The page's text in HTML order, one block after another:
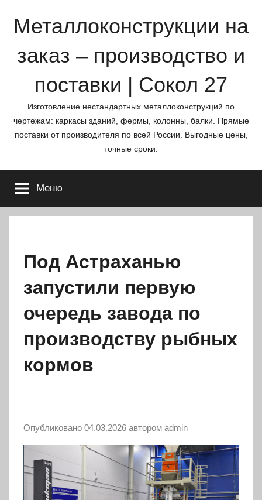
Металлоконструкции на
заказ – производство и
поставки | Сокол 27
Изготовление нестандартных металлоконструкций по
чертежам: каркасы зданий, фермы, колонны, балки. Прямые
поставки от производителя по всей России. Выгодные цены,
точные сроки.
Меню
Под Астраханью
запустили первую
очередь завода по
производству рыбных
кормов
Опубликовано 04.03.2026 автором admin